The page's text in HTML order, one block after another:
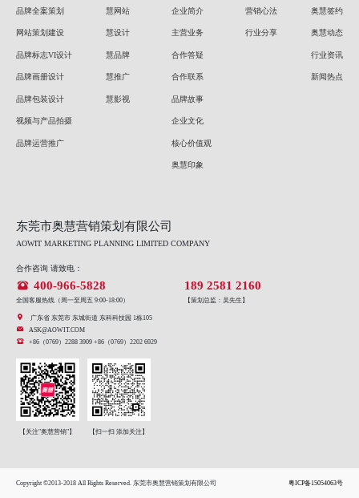
品牌全案策划
网站策划建设
品牌标志VI设计
品牌画册设计
品牌包装设计
视频与产品拍摄
品牌运营推广
慧网站
慧设计
慧品牌
慧推广
慧影视
企业简介
主营业务
合作答疑
合作联系
品牌故事
企业文化
核心价值观
奥慧印象
营销心法
行业分享
奥慧签约
奥慧动态
行业资讯
新闻热点
东莞市奥慧营销策划有限公司
AOWIT MARKETING PLANNING LIMITED COMPANY
合作咨询 请致电：
400-966-5828 189 2581 2160
全国客服热线（周一至周五 9:00-18:00） 【策划总监：吴先生】
广东省 东莞市 东城街道 东科科技园 1栋105
ASK@AOWIT.COM
+86（0769）2288 3909 +86（0769）2202 6929
【关注"奥慧营销"】 【扫一扫 添加关注】
Copyright ©2013-2018 All Rights Reserved. 东莞市奥慧营销策划有限公司 粤ICP备15054063号